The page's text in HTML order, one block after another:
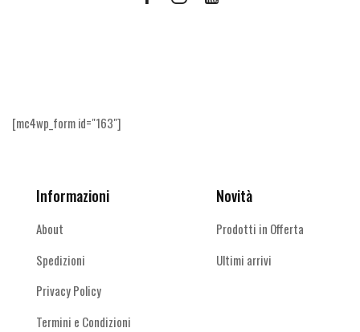
FacebookInstagramYoutube
[mc4wp_form id="163"]
Informazioni
About
Spedizioni
Privacy Policy
Termini e Condizioni
Novità
Prodotti in Offerta
Ultimi arrivi